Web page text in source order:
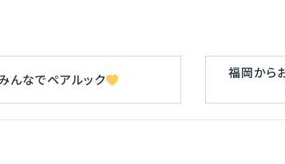
んなでペアルック 福岡から